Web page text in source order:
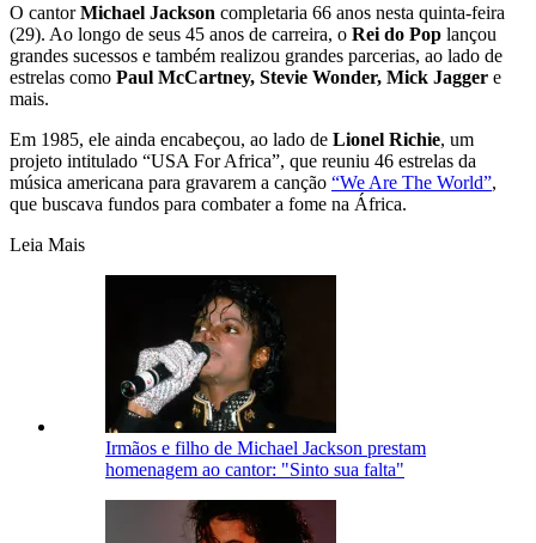
O cantorMichael Jackson completaria 66 anos nesta quinta-feira
(29). Ao longo de seus 45 anos de carreira, o Rei do Pop lançou
grandes sucessos e também realizou grandes parcerias, ao lado de
estrelas como Paul McCartney, Stevie Wonder, Mick Jagger e
mais.
Em 1985, ele ainda encabeçou, ao lado de Lionel Richie, um
projeto intitulado “USA For Africa”, que reuniu 46 estrelas da
música americana para gravarem a canção “We Are The World”,
que buscava fundos para combater a fome na África.
Leia Mais
Irmãos e filho de Michael Jackson prestam
homenagem ao cantor: "Sinto sua falta"